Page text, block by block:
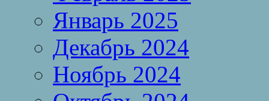
Январь 2025
Декабрь 2024
Ноябрь 2024